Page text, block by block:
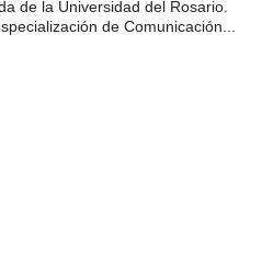
de la Universidad del Rosario.
de Comunicación